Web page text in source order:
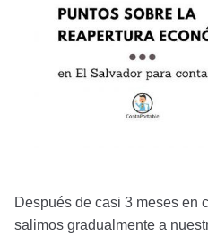
Después de casi 3 meses en
salimos gradualmente a